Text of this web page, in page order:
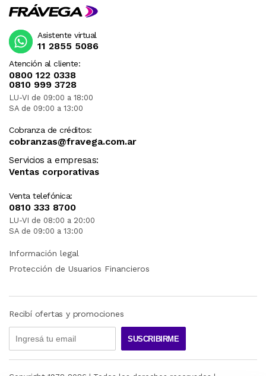
Atención al cliente:
0800 122 0338
0810 999 3728
LU-VI de 09:00 a 18:00
SA de 09:00 a 13:00
Cobranza de créditos:
cobranzas@fravega.com.ar
Servicios a empresas:
Ventas corporativas
Venta telefónica:
0810 333 8700
LU-VI de 08:00 a 20:00
SA de 09:00 a 13:00
Asistente virtual
11 2855 5086
Información legal
Protección de Usuarios Financieros
Recibí ofertas y promociones
SUSCRIBIRME